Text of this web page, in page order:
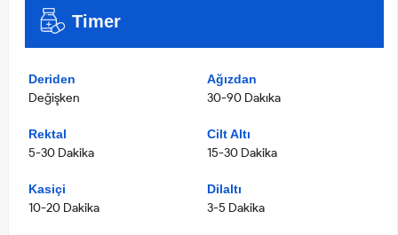
Timer
Deriden
Değişken
Ağızdan
30-90 Dakıka
Rektal
5-30 Dakika
Cilt Altı
15-30 Dakika
Kasiçi
10-20 Dakika
Dilaltı
3-5 Dakika